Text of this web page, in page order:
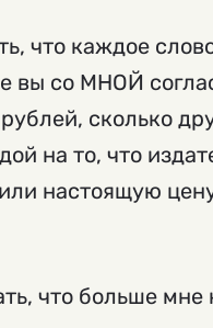
что каждое
вы со МНОЙ
сколько
на то, что
настоящую
что больше мне